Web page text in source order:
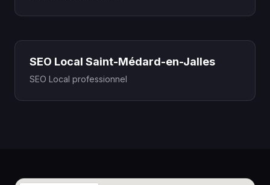
SEO Local Saint-Médard-en-Jalles
SEO Local professionnel